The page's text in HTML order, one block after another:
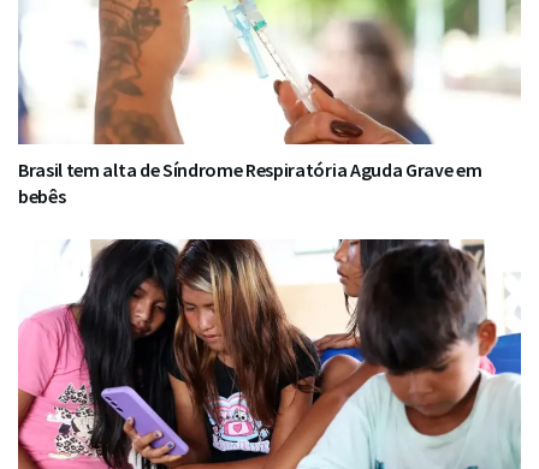
Brasil tem alta de Síndrome Respiratória Aguda Grave em
bebês